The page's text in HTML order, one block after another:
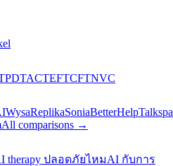
PDTACTEFTCFTNVC
WysaReplikaSoniaBetterHelp
All comparisons →
therapy ปลอดภัยไหมAI กับการ